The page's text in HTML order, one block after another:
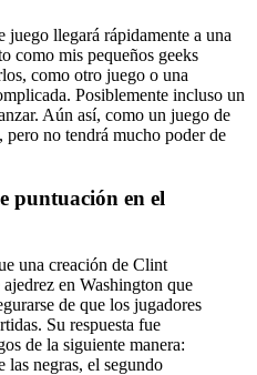
juego llegará rápidamente a una
como mis pequeños geeks
como otro juego o una
Posiblemente incluso un
Aún así, como un juego de
no tendrá mucho poder de
puntuación en el
una creación de Clint
en Washington que
de que los jugadores
Su respuesta fue
de la siguiente manera:
las negras, el segundo